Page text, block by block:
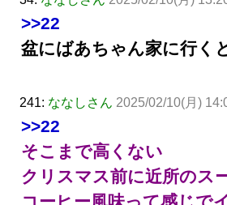
>>22
盆にばあちゃん家に行く
241: ななしさん 2025/02/10(月)
>>22
そこまで高くない
クリスマス前に近所のス
コーヒー風味って感じで